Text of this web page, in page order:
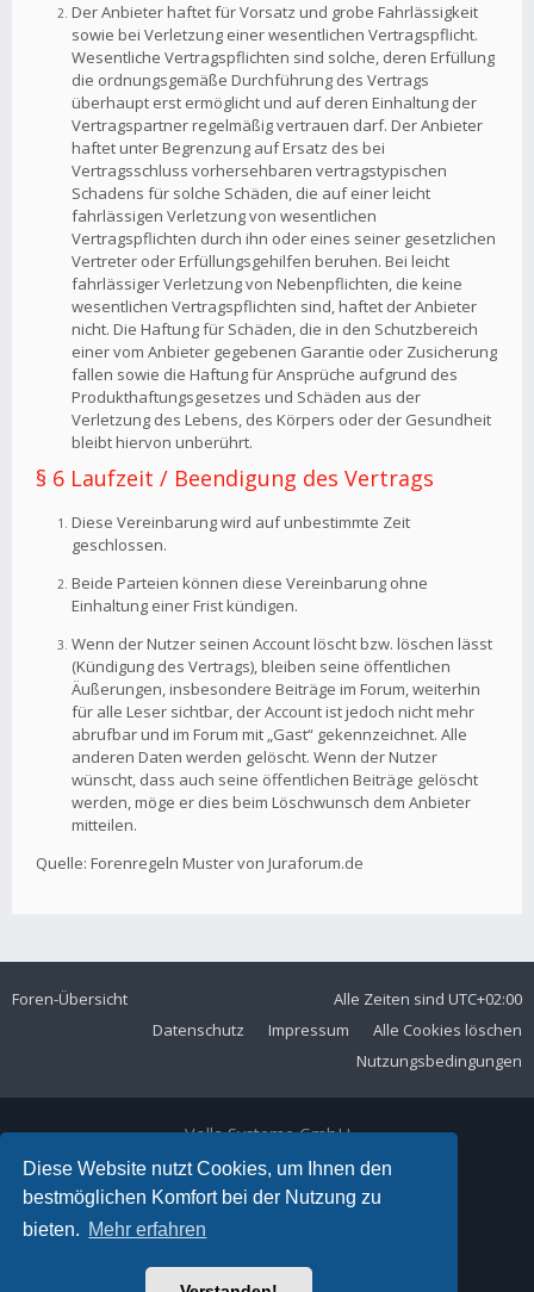
Diese Website nutzt Cookies, um Ihnen den
bestmöglichen Komfort bei der Nutzung zu
bieten. Mehr erfahren
Der Anbieter haftet für Vorsatz und grobe Fahrlässigkeit
sowie bei Verletzung einer wesentlichen Vertragspflicht.
Wesentliche Vertragspflichten sind solche, deren Erfüllung
die ordnungsgemäße Durchführung des Vertrags
überhaupt erst ermöglicht und auf deren Einhaltung der
Vertragspartner regelmäßig vertrauen darf. Der Anbieter
haftet unter Begrenzung auf Ersatz des bei
Vertragsschluss vorhersehbaren vertragstypischen
Schadens für solche Schäden, die auf einer leicht
fahrlässigen Verletzung von wesentlichen
Vertragspflichten durch ihn oder eines seiner gesetzlichen
Vertreter oder Erfüllungsgehilfen beruhen. Bei leicht
fahrlässiger Verletzung von Nebenpflichten, die keine
wesentlichen Vertragspflichten sind, haftet der Anbieter
nicht. Die Haftung für Schäden, die in den Schutzbereich
einer vom Anbieter gegebenen Garantie oder Zusicherung
fallen sowie die Haftung für Ansprüche aufgrund des
Produkthaftungsgesetzes und Schäden aus der
Verletzung des Lebens, des Körpers oder der Gesundheit
bleibt hiervon unberührt.
§ 6 Laufzeit / Beendigung des Vertrags
Diese Vereinbarung wird auf unbestimmte Zeit
geschlossen.
Beide Parteien können diese Vereinbarung ohne
Einhaltung einer Frist kündigen.
Wenn der Nutzer seinen Account löscht bzw. löschen lässt
(Kündigung des Vertrags), bleiben seine öffentlichen
Äußerungen, insbesondere Beiträge im Forum, weiterhin
für alle Leser sichtbar, der Account ist jedoch nicht mehr
abrufbar und im Forum mit „Gast“ gekennzeichnet. Alle
anderen Daten werden gelöscht. Wenn der Nutzer
wünscht, dass auch seine öffentlichen Beiträge gelöscht
werden, möge er dies beim Löschwunsch dem Anbieter
mitteilen.
Quelle: Forenregeln Muster von Juraforum.de
Foren-Übersicht Alle Zeiten sind UTC+02:00
Alle Cookies löschen
Impressum
Datenschutz
Nutzungsbedingungen
Volla Systeme GmbH
Kölner Straße 102
42897 Remscheid
Telefon:+49 2191 59897 61
E-Mail: